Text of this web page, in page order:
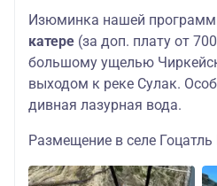
Изюминка нашей
катере (за доп. плату от
большому ущелью
выходом к реке Сулак.
дивная лазурная вода.
Размещение в селе